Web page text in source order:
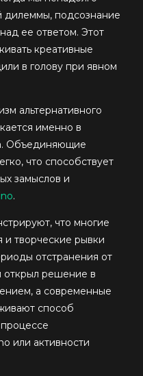
дилеммы, подсознание
ее ответом. Этот
креативные
в голову при явном
альтернативного
именно в
Объединяющие
что способствует
замыслов и
.
что многие
и творческие рывки
отстранения от
решение в
а современные
способ
или активности